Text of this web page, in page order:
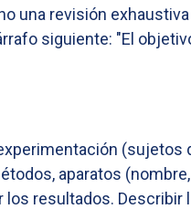
una revisión
siguiente: "El
(sujetos
aparatos
resultados. Describir